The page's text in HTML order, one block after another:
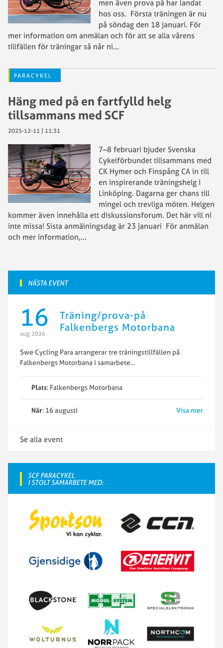
men även prova på har landat
hos oss. Första träningen är nu
på söndag den 18 januari. För
mer information om anmälan och för att se alla vårens
tillfällen för träningar så når ni...
PARACYKEL
Häng med på en fartfylld helg
tillsammans med SCF
2025-12-11 | 11:31
7–8 februari bjuder Svenska
Cykelförbundet tillsammans med
CK Hymer och Finspång CA in till
en inspirerande träningshelg i
Linköping. Dagarna ger chans till
mingel och trevliga möten. Helgen
kommer även innehålla ett diskussionsforum. Det här vill ni
inte missa! Sista anmälningsdag är 23 januari För anmälan
och mer information,...
NÄSTA EVENT
16
aug 2026
Träning/prova-på
Falkenbergs Motorbana
Swe Cycling Para arrangerar tre träningstillfällen på
Falkenbergs Motorbana i samarbete...
Plats: Falkenbergs Motorbana
När: 16 augusti Visa mer
Se alla event
SCF PARACYKEL
I STOLT SAMARBETE MED: